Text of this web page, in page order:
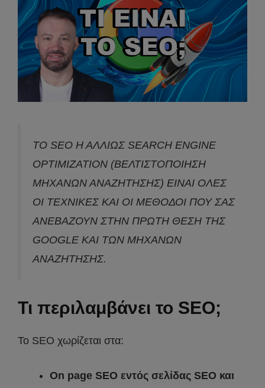
ΤΟ SEO Η ΑΛΛΙΩΣ SEARCH ENGINE
OPTIMIZATION (ΒΕΛΤΙΣΤΟΠΟΙΗΣΗ
ΜΗΧΑΝΩΝ ΑΝΑΖΗΤΗΣΗΣ) ΕΙΝΑΙ ΟΛΕΣ
ΟΙ ΤΕΧΝΙΚΕΣ ΚΑΙ ΟΙ ΜΕΘΟΔΟΙ ΠΟΥ ΣΑΣ
ΑΝΕΒΑΖΟΥΝ ΣΤΗΝ ΠΡΩΤΗ ΘΕΣΗ ΤΗΣ
GOOGLE ΚΑΙ ΤΩΝ ΜΗΧΑΝΩΝ
ΑΝΑΖΗΤΗΣΗΣ.
Τι περιλαμβάνει το SEO;
Το SEO χωρίζεται στα:
On page SEO εντός σελίδας SEO και